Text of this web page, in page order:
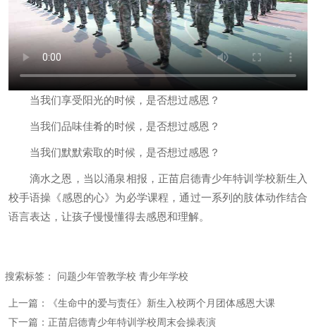
当我们享受阳光的时候，是否想过感恩？
当我们品味佳肴的时候，是否想过感恩？
当我们默默索取的时候，是否想过感恩？
滴水之恩，当以涌泉相报，正苗启德青少年特训学校新生入
校手语操《感恩的心》为必学课程，通过一系列的肢体动作结合
语言表达，让孩子慢慢懂得去感恩和理解。
搜索标签： 问题少年管教学校 青少年学校
上一篇：
《生命中的爱与责任》新生入校两个月团体感恩大课
下一篇： 正苗启德青少年特训学校周末会操表演